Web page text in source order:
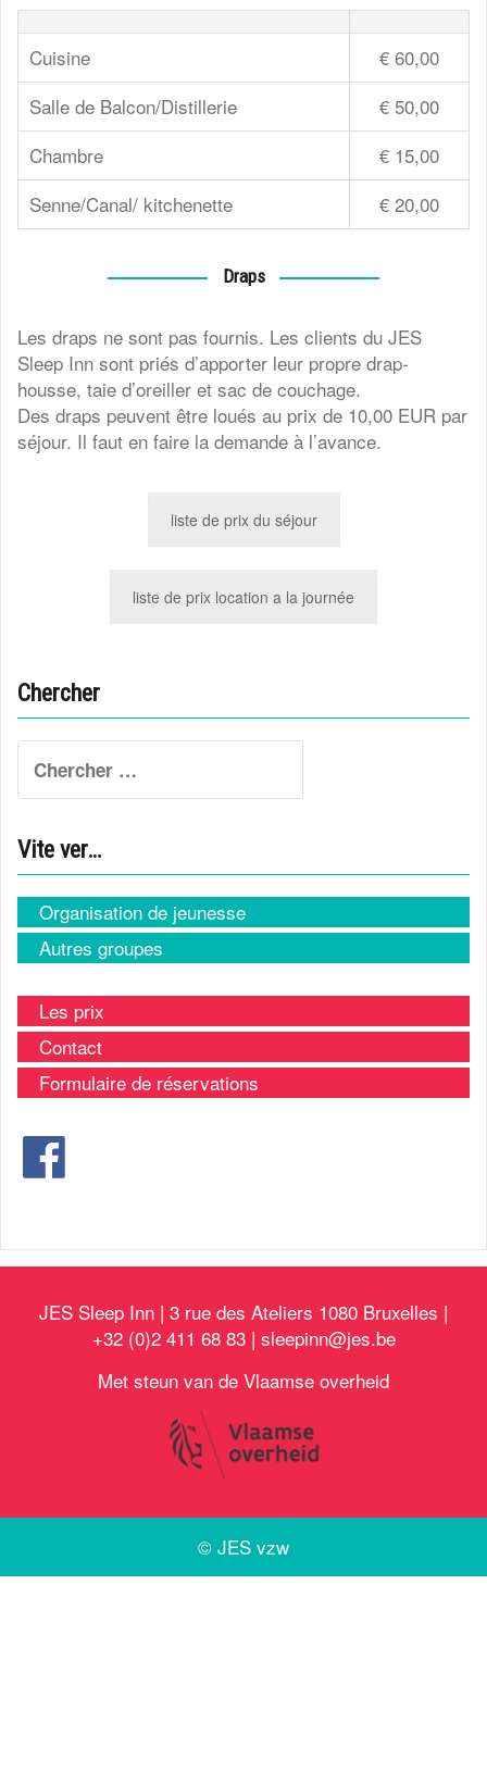
Cuisine
€ 60,00
Salle de Balcon/Distillerie
€ 50,00
Chambre
€ 15,00
Senne/Canal/ kitchenette
€ 20,00
Draps
Les draps ne sont pas fournis. Les clients du JES
Sleep Inn sont priés d’apporter leur propre drap-
housse, taie d’oreiller et sac de couchage.
Des draps peuvent être loués au prix de 10,00 EUR par
séjour. Il faut en faire la demande à l’avance.
liste de prix du séjour
liste de prix location a la journée
Chercher
for:
Vite ver…
Organisation de jeunesse
Autres groupes
Les prix
Contact
Formulaire de réservations
JES Sleep Inn | 3 rue des Ateliers 1080 Bruxelles |
+32 (0)2 411 68 83 | sleepinn@jes.be
Met steun van de Vlaamse overheid
© JES vzw